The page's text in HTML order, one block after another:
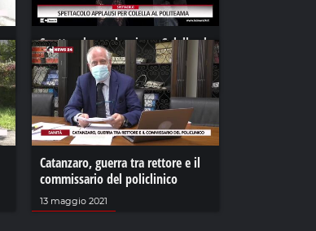
Spettacolo applausi per Colella al
Politeama
06 novembre 2023
Catanzaro, guerra tra rettore e il
commissario del policlinico
13 maggio 2021